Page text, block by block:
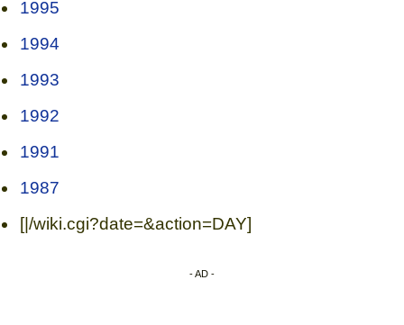
1995
1994
1993
1992
1991
1987
[|/wiki.cgi?date=&action=DAY]
- AD -